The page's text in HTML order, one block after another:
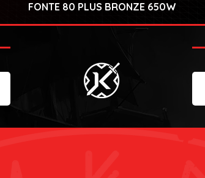
FONTE 80 PLUS BRONZE 650W